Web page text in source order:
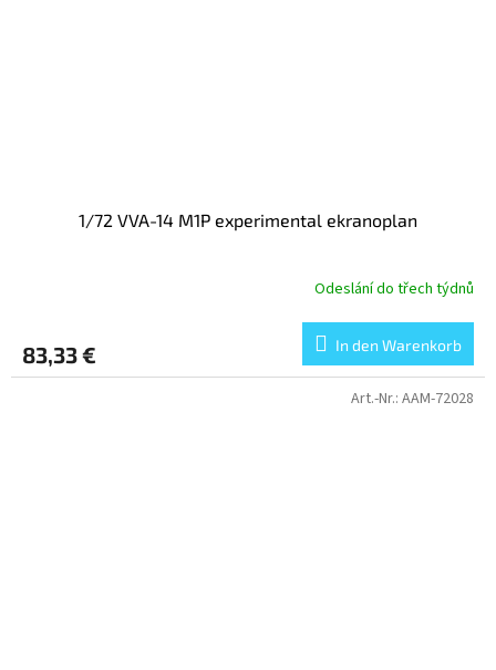
1/72 VVA-14 M1P experimental ekranoplan
Odeslání do třech týdnů
83,33 € In den Warenkorb
Art.-Nr.: AAM-72028